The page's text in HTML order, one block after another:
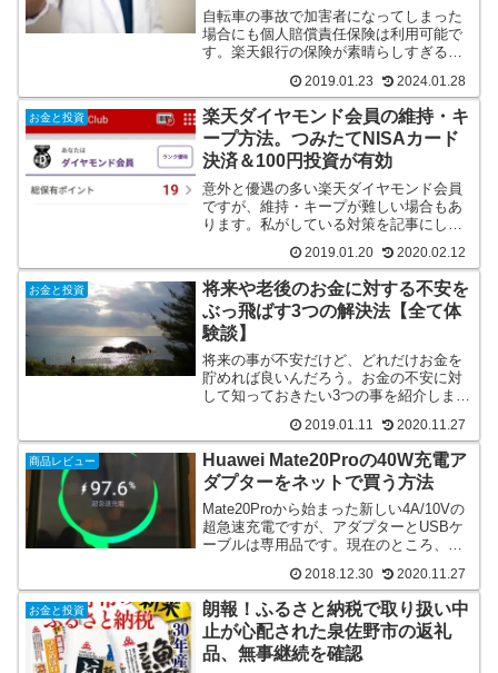
自転車の事故で加害者になってしまった
場合にも個人賠償責任保険は利用可能で
す。楽天銀行の保険が素晴らしすぎるの
2019.01.23 2024.01.28
お金と投資
楽天ダイヤモンド会員の維持・キ
ープ方法。つみたてNISAカード
決済＆100円投資が有効
意外と優遇の多い楽天ダイヤモンド会員
ですが、維持・キープが難しい場合もあ
ります。私がしている対策を記事にしま
2019.01.20 2020.02.12
お金と投資
将来や老後のお金に対する不安を
ぶっ飛ばす3つの解決法【全て体
験談】
将来の事が不安だけど、どれだけお金を
貯めれば良いんだろう。お金の不安に対
して知っておきたい3つの事を紹介しま
2019.01.11 2020.11.27
商品レビュー
Huawei Mate20Proの40W充電ア
ダプターをネットで買う方法
Mate20Proから始まった新しい4A/10Vの
超急速充電ですが、アダプターとUSBケ
ーブルは専用品です。現在のところ、公
2018.12.30 2020.11.27
お金と投資
朗報！ふるさと納税で取り扱い中
止が心配された泉佐野市の返礼
品、無事継続を確認